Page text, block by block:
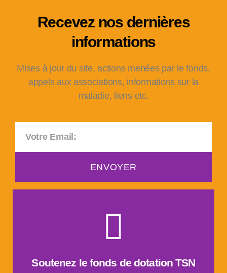
Recevez nos dernières
informations
Mises à jour du site, actions menées par le fonds,
appels aux associations, informations sur la
maladie, liens etc.
ENVOYER
Soutenez le fonds de dotation TSN
aider la recherche contre le cancer du pancréas.